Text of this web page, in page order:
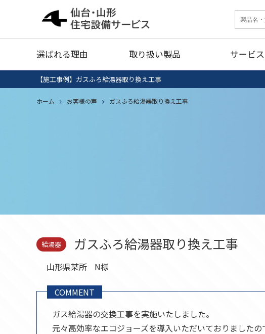
選ばれる理由 取り扱い製品
給湯器
サービス
【施工事例】ガスふろ給湯器取り換え工事
ホーム お客様の声 ガスふろ給湯器取り換え工事
給湯器 ガスふろ給湯器取り換え工事
山形県某所 N様
COMMENT
ガス給湯器の交換工事を実施いたしました。
元々高効率なエコジョーズを導入いただいておりました
給湯器
IHクッキング
給湯器清掃・点検 ホーム